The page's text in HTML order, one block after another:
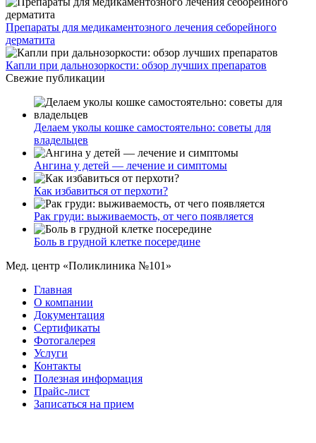
Препараты для медикаментозного лечения себорейного
дерматита
Капли при дальнозоркости: обзор лучших препаратов
Свежие публикации
Делаем уколы кошке самостоятельно: советы для
владельцев
Ангина у детей — лечение и симптомы
Как избавиться от перхоти?
Рак груди: выживаемость, от чего появляется
Боль в грудной клетке посередине
Мед. центр «Поликлиника №101»
Главная
О компании
Документация
Сертификаты
Фотогалерея
Услуги
Контакты
Полезная информация
Прайс-лист
Записаться на прием